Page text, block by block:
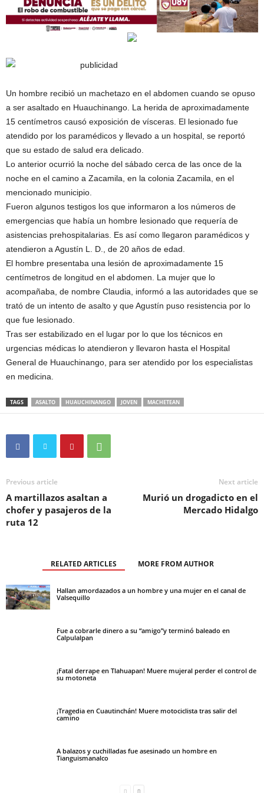
Un hombre recibió un machetazo en el abdomen cuando se opuso
a ser asaltado en Huauchinango. La herida de aproximadamente
15 centímetros causó exposición de vísceras. El lesionado fue
atendido por los paramédicos y llevado a un hospital, se reportó
que su estado de salud era delicado.
Lo anterior ocurrió la noche del sábado cerca de las once de la
noche en el camino a Zacamila, en la colonia Zacamila, en el
mencionado municipio.
Fueron algunos testigos los que informaron a los números de
emergencias que había un hombre lesionado que requería de
asistencias prehospitalarias. Es así como llegaron paramédicos y
atendieron a Agustín L. D., de 20 años de edad.
El hombre presentaba una lesión de aproximadamente 15
centímetros de longitud en el abdomen. La mujer que lo
acompañaba, de nombre Claudia, informó a las autoridades que se
trató de un intento de asalto y que Agustín puso resistencia por lo
que fue lesionado.
Tras ser estabilizado en el lugar por lo que los técnicos en
urgencias médicas lo atendieron y llevaron hasta el Hospital
General de Huauchinango, para ser atendido por los especialistas
en medicina.
TAGS ASALTO HUAUCHINANGO JOVEN MACHETEAN
Previous article
A martillazos asaltan a
chofer y pasajeros de la
ruta 12
Next article
Murió un drogadicto en el
Mercado Hidalgo
RELATED ARTICLES MORE FROM AUTHOR
Hallan amordazados a un hombre y una mujer en el canal de
Valsequillo
Fue a cobrarle dinero a su “amigo”y terminó baleado en
Calpulalpan
¡Fatal derrape en Tlahuapan! Muere mujeral perder el control de
su motoneta
¡Tragedia en Cuautinchán! Muere motociclista tras salir del
camino
A balazos y cuchilladas fue asesinado un hombre en
Tianguismanalco